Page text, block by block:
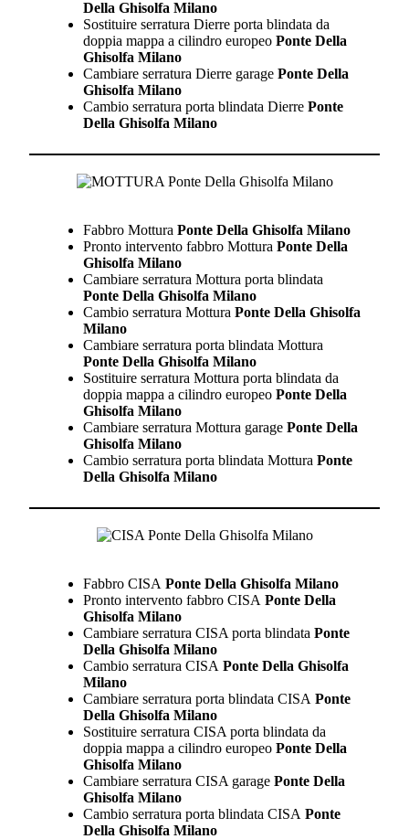
Della Ghisolfa Milano
Sostituire serratura Dierre porta blindata da
doppia mappa a cilindro europeo Ponte Della
Ghisolfa Milano
Cambiare serratura Dierre garage Ponte Della
Ghisolfa Milano
Cambio serratura porta blindata Dierre Ponte
Della Ghisolfa Milano
Fabbro Mottura Ponte Della Ghisolfa Milano
Pronto intervento fabbro Mottura Ponte Della
Ghisolfa Milano
Cambiare serratura Mottura porta blindata
Ponte Della Ghisolfa Milano
Cambio serratura Mottura Ponte Della Ghisolfa
Milano
Cambiare serratura porta blindata Mottura
Ponte Della Ghisolfa Milano
Sostituire serratura Mottura porta blindata da
doppia mappa a cilindro europeo Ponte Della
Ghisolfa Milano
Cambiare serratura Mottura garage Ponte Della
Ghisolfa Milano
Cambio serratura porta blindata Mottura Ponte
Della Ghisolfa Milano
Fabbro CISA Ponte Della Ghisolfa Milano
Pronto intervento fabbro CISA Ponte Della
Ghisolfa Milano
Cambiare serratura CISA porta blindata Ponte
Della Ghisolfa Milano
Cambio serratura CISA Ponte Della Ghisolfa
Milano
Cambiare serratura porta blindata CISA Ponte
Della Ghisolfa Milano
Sostituire serratura CISA porta blindata da
doppia mappa a cilindro europeo Ponte Della
Ghisolfa Milano
Cambiare serratura CISA garage Ponte Della
Ghisolfa Milano
Cambio serratura porta blindata CISA Ponte
Della Ghisolfa Milano